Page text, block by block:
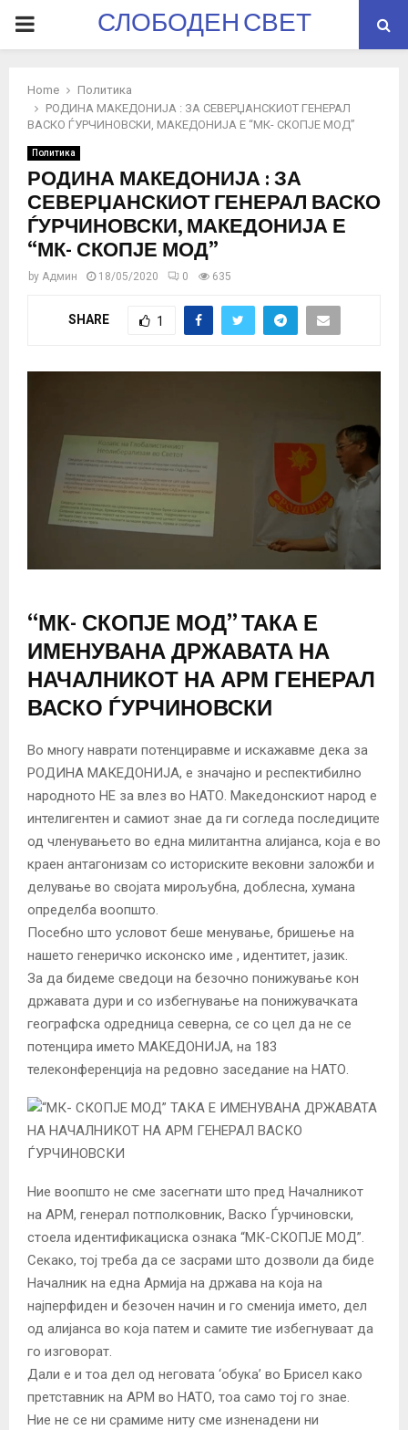
PRIMARYСЛОБОДЕН СВЕТ
Home
Политика
РОДИНА МАКЕДОНИЈА : ЗА СЕВЕРЏАНСКИОТ ГЕНЕРАЛ
ВАСКО ЃУРЧИНОВСКИ, МАКЕДОНИЈА Е “МК- СКОПЈЕ МОД”
Политика
РОДИНА МАКЕДОНИЈА : ЗА
СЕВЕРЏАНСКИОТ ГЕНЕРАЛ ВАСКО
ЃУРЧИНОВСКИ, МАКЕДОНИЈА Е
“МК- СКОПЈЕ МОД”
by Админ 18/05/2020 0 635
SHARE 1
“МК- СКОПЈЕ МОД” ТАКА Е
ИМЕНУВАНА ДРЖАВАТА НА
НАЧАЛНИКОТ НА АРМ ГЕНЕРАЛ
ВАСКО ЃУРЧИНОВСКИ
Во многу наврати потенциравме и искажавме дека за
РОДИНА МАКЕДОНИЈА, е значајно и респектибилно
народното НЕ за влез во НАТО. Македонскиот народ е
интелигентен и самиот знае да ги согледа последиците
од членувањето во една милитантна алијанса, која е во
краен антагонизам со историските вековни заложби и
делување во својата мирољубна, доблесна, хумана
определба воопшто.
Посебно што условот беше менување, бришење на
нашето генеричко исконско име , идентитет, јазик.
За да бидеме сведоци на безочно понижување кон
државата дури и со избегнување на понижувачката
географска одредница северна, се со цел да не се
потенцира името МАКЕДОНИЈА, на 183
телеконференција на редовно заседание на НАТО.
Ние воопшто не сме засегнати што пред Началникот
на АРМ, генерал потполковник, Васко Ѓурчиновски,
стоела идентификациска ознака “МК-СКОПЈЕ МОД”.
Секако, тој треба да се засрами што дозволи да биде
Началник на една Армија на држава на која на
најперфиден и безочен начин и го сменија името, дел
од алијанса во која патем и самите тие избегнуваат да
го изговорат.
Дали е и тоа дел од неговата ‘обука’ во Брисел како
претставник на АРМ во НАТО, тоа само тој го знае.
Ние не се ни срамиме ниту сме изненадени ни